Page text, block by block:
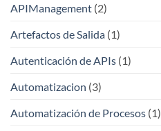
APIManagement (2)
Artefactos de Salida (1)
Autenticación de APIs (1)
Automatizacion (3)
Automatización de Procesos (1)